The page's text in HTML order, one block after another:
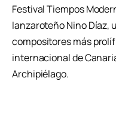
Festival Tiempos
lanzaroteño Nino Díaz,
compositores más
internacional de
Archipiélago.